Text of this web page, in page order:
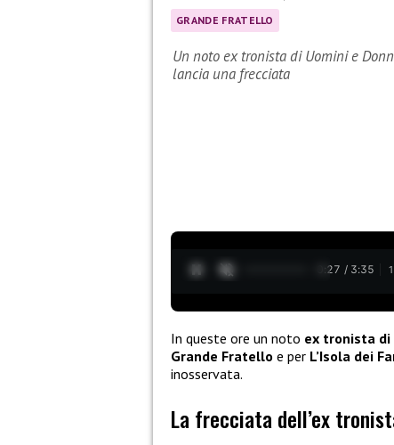
GRANDE FRATELLO
Un noto ex tronista di Uomini e
lancia una frecciata
0:28 / 3:35 1
In queste ore un noto ex tronista di
Grande Fratello e per L’Isola dei
inosservata.
La frecciata dell’ex